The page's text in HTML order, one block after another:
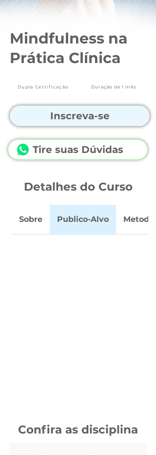
Dupla Certificação Duração de 1 mês
Inscreva-se
Tire suas Dúvidas
Mindfulness na
Prática Clínica
Detalhes do Curso
Sobre Publico-Alvo
Confira as disciplina